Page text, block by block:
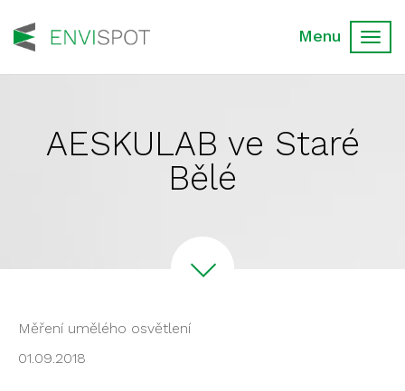
AESKULAB ve Staré
Bělé
Měření umělého osvětlení
01.09.2018